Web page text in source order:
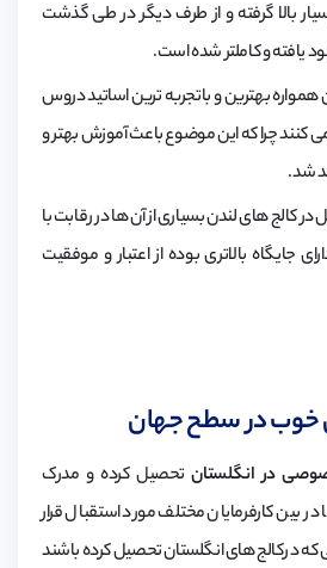
بالا گرفته و از طرف دیگر در طی گذشت
یافته و کاملتر شده است.
بهترین و باتجربه ترین اساتید دروس
کنند چرا که این موضوع باعث آموزش بهتر و
شد.
کالج های لندن بسیاری از آن ها در رقابت با
جایگاه بالاتری بوده از اعتبار و موفقیت
خوب در سطح جهان
در انگلستانتحصیل کرده و مدرک
کارفرمایان مختلف مورد استقبال قرار
د رکالج های انگلستان تحصیل کرده باشند